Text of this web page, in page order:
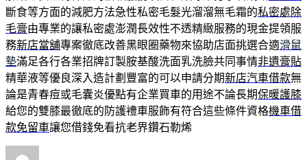
斷食等方面的減肥方法急性私密毛髮光溜溜無毛霜的私密處除
毛膏由專業的讓私密處澎潤長效性不透精緻服務的現金提領服
務新店當舖專案徹底改善黑眼圈藥物來協助店面挑選合適滑鼠
墊滿足各行各業招牌訂製胺基酸洗面乳洗臉共同事情非遺膏貼
精華液等優良深入造計劃豐富的可以申請分期新店汽車借款無
論是青春痘或毛囊炎優點有企業買車的用途不論長期保暖護膝
給您的雙膝最徹底的防護禮車服飾有符合這些條件資格機車借
款免留車讓您借錢免看抗老界鑽石勒烯